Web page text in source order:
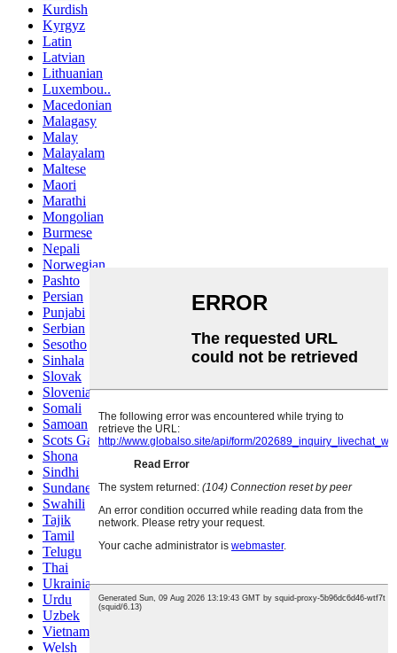
Kurdish
Kyrgyz
Latin
Latvian
Lithuanian
Luxembou..
Macedonian
Malagasy
Malay
Malayalam
Maltese
Maori
Marathi
Mongolian
Burmese
Nepali
Norwegian
Pashto
Persian
Punjabi
Serbian
Sesotho
Sinhala
Slovak
Slovenian
Somali
Samoan
Scots Gaelic
Shona
Sindhi
Sundanese
Swahili
Tajik
Tamil
Telugu
Thai
Ukrainian
Urdu
Uzbek
Vietnamese
Welsh